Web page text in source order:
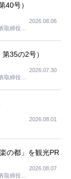
40号）
取締役社
2026.08.06
35の2号）
取締役社
2026.07.30
2026.08.01
の都」を観光PR
取締役社
2026.08.07